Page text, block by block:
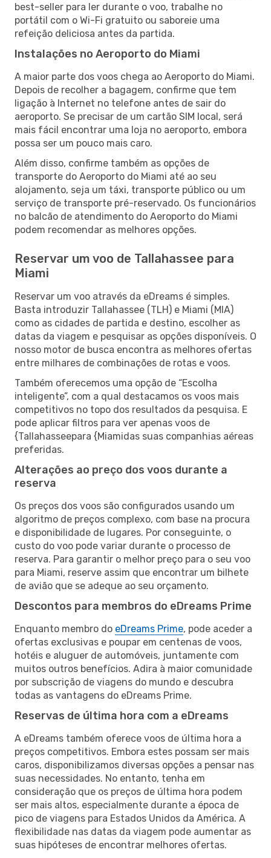
best-seller para ler durante o voo, trabalhe no
portátil com o Wi-Fi gratuito ou saboreie uma
refeição deliciosa antes da partida.
Instalações no Aeroporto do Miami
A maior parte dos voos chega ao Aeroporto do Miami.
Depois de recolher a bagagem, confirme que tem
ligação à Internet no telefone antes de sair do
aeroporto. Se precisar de um cartão SIM local, será
mais fácil encontrar uma loja no aeroporto, embora
possa ser um pouco mais caro.
Além disso, confirme também as opções de
transporte do Aeroporto do Miami até ao seu
alojamento, seja um táxi, transporte público ou um
serviço de transporte pré-reservado. Os funcionários
no balcão de atendimento do Aeroporto do Miami
podem recomendar as melhores opções.
Reservar um voo de Tallahassee para
Miami
Reservar um voo através da eDreams é simples.
Basta introduzir Tallahassee (TLH) e Miami (MIA)
como as cidades de partida e destino, escolher as
datas da viagem e pesquisar as opções disponíveis. O
nosso motor de busca encontra as melhores ofertas
entre milhares de combinações de rotas e voos.
Também oferecemos uma opção de “Escolha
inteligente”, com a qual destacamos os voos mais
competitivos no topo dos resultados da pesquisa. E
pode aplicar filtros para ver apenas voos de
{Tallahasseepara {Miamidas suas companhias aéreas
preferidas.
Alterações ao preço dos voos durante a
reserva
Os preços dos voos são configurados usando um
algoritmo de preços complexo, com base na procura
e disponibilidade de lugares. Por conseguinte, o
custo do voo pode variar durante o processo de
reserva. Para garantir o melhor preço para o seu voo
para Miami, reserve assim que encontrar um bilhete
de avião que se adeque ao seu orçamento.
Descontos para membros do eDreams Prime
Enquanto membro do eDreams Prime, pode aceder a
ofertas exclusivas e poupar em centenas de voos,
hotéis e aluguer de automóveis, juntamente com
muitos outros benefícios. Adira à maior comunidade
por subscrição de viagens do mundo e descubra
todas as vantagens do eDreams Prime.
Reservas de última hora com a eDreams
A eDreams também oferece voos de última hora a
preços competitivos. Embora estes possam ser mais
caros, disponibilizamos diversas opções a pensar nas
suas necessidades. No entanto, tenha em
consideração que os preços de última hora podem
ser mais altos, especialmente durante a época de
pico de viagens para Estados Unidos da América. A
flexibilidade nas datas da viagem pode aumentar as
suas hipóteses de encontrar melhores ofertas.